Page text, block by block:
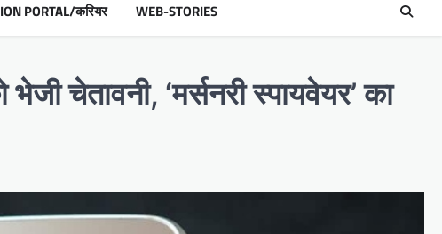
PORTAL/करियर WEB-STORIES
चेतावनी, ‘मर्सनरी स्पायवेयर’ का